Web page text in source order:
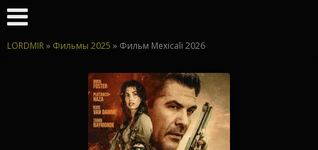
LORDMIR» Фильмы 2025 » Фильм Mexicali 2026